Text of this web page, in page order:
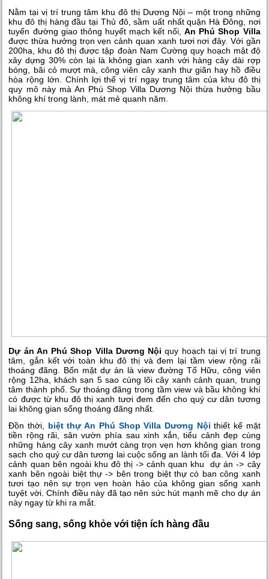
Nằm tại vị trí trung tâm khu đô thị Dương Nội – một trong những
khu đô thị hàng đầu tại Thủ đô, sầm uất nhất quận Hà Đông, nơi
tuyến đường giao thông huyết mạch kết nối,An Phú Shop Villa
được thừa hưởng trọn vẹn cảnh quan xanh tươi nơi đây. Với gần
200ha, khu đô thị được tập đoàn Nam Cường quy hoạch mật độ
xây dựng 30% còn lại là không gian xanh với hàng cây dài rợp
bóng, bãi cỏ mượt mà, công viên cây xanh thư giãn hay hồ điều
hòa rộng lớn. Chính lợi thế vị trí ngay trung tâm của khu đô thị
quy mô này mà An Phú Shop Villa Dương Nội thừa hưởng bầu
không khí trong lành, mát mẻ quanh năm.
Dự án An Phú Shop Villa Dương Nội quy hoạch tại vị trí trung
tâm, gắn kết với toàn khu đô thị và đem lại tầm view rộng rãi
thoáng đãng. Bốn mặt dự án là view đường Tố Hữu, công viên
rộng 12ha, khách sạn 5 sao cùng lõi cây xanh cảnh quan, trung
tâm thành phố. Sự thoáng đãng trong tầm view và bầu không khí
có được từ khu đô thị xanh tươi đem đến cho quý cư dân tương
lai không gian sống thoáng đãng nhất.
Đồn thời, biệt thự An Phú Shop Villa Dương Nội thiết kế mặt
tiền rộng rãi, sân vườn phía sau xinh xắn, tiểu cảnh đẹp cùng
những hàng cây xanh mướt càng trọn vẹn hơn không gian trong
sạch cho quý cư dân tương lai cuộc sống an lành tối đa. Với 4 lớp
cảnh quan bên ngoài khu đô thị -> cảnh quan khu dự án -> cây
xanh bên ngoài biệt thự -> bên trong biệt thự có ban công xanh
tươi tạo nên sự trọn vẹn hoàn hảo của không gian sống xanh
tuyệt vời. Chính điều này đã tạo nên sức hút mạnh mẽ cho dự án
này ngay từ khi ra mắt.
Sống sang, sống khỏe với tiện ích hàng đầu